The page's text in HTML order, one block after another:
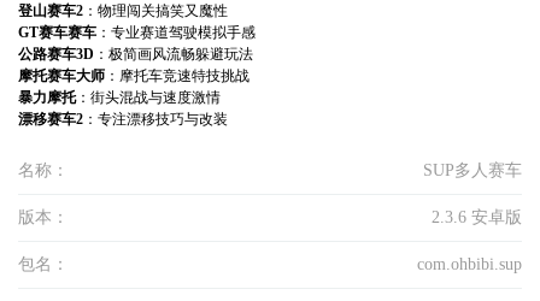
登山赛车2 ：物理闯关搞笑又魔性
GT赛车赛车 ：专业赛道驾驶模拟手感
公路赛车3D ：极简画风流畅躲避玩法
摩托赛车大师 ：摩托车竞速特技挑战
暴力摩托：街头混战与速度激情
漂移赛车2 ：专注漂移技巧与改装
名称： SUP多人赛车
版本： 2.3.6 安卓版
包名： com.ohbibi.sup